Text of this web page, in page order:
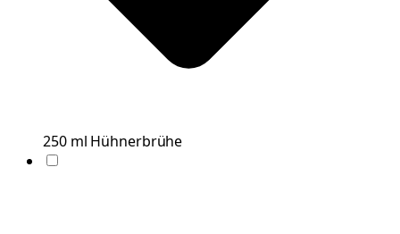
250 ml Hühnerbrühe